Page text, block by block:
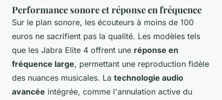
Performance sonore et réponse en fréquence
Sur le plan sonore, les écouteurs à moins de 100
euros ne sacrifient pas la qualité. Les modèles tels
que les Jabra Elite 4 offrent une réponse en
fréquence large, permettant une reproduction fidèle
des nuances musicales. La technologie audio
avancée intégrée, comme l'annulation active du